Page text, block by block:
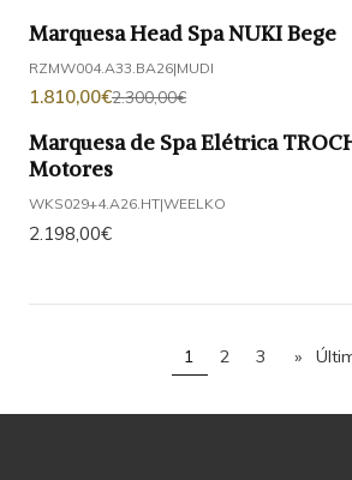
-21%DESCONTO
Marquesa Head Spa NUKI Bege
RZMW004.A33.BA26|MUDI
1.810,00€2.300,00€
Marquesa de Spa Elétrica
Motores
WKS029+4.A26.HT|WEELKO
2.198,00€
1 2 3 »